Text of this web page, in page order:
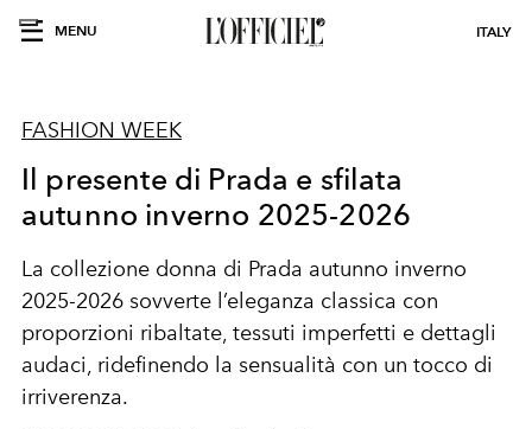
MENU ITALY
FASHION WEEK
Il presente di Prada e sfilata
autunno inverno 2025-2026
La collezione donna di Prada autunno inverno
2025-2026 sovverte l’eleganza classica con
proporzioni ribaltate, tessuti imperfetti e dettagli
audaci, ridefinendo la sensualità con un tocco di
irriverenza.